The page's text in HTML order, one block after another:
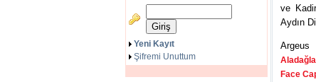
Yeni Kayıt
Şifremi Unuttum
ve
Aydın
Argeus
Face